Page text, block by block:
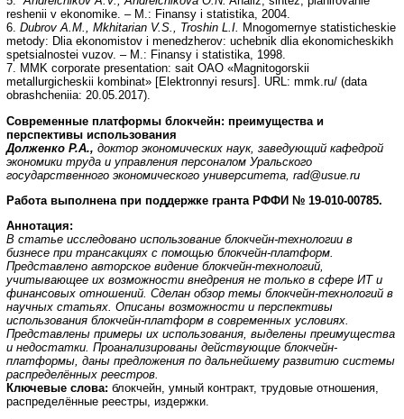
reshenii v ekonomike. – M.: Finansy i statistika, 2004.
6. Dubrov A.M., Mkhitarian V.S., Troshin L.I. Mnogomernye statisticheskie
metody: Dlia ekonomistov i menedzherov: uchebnik dlia ekonomicheskikh
spetsialnostei vuzov. – M.: Finansy i statistika, 1998.
7. MMK corporate presentation: sait OAO «Magnitogorskii
metallurgicheskii kombinat» [Elektronnyi resurs]. URL: mmk.ru/ (data
obrashcheniia: 20.05.2017).
Современные платформы блокчейн: преимущества и
перспективы использования
Долженко Р.А., доктор экономических наук, заведующий кафедрой
экономики труда и управления персоналом Уральского
государственного экономического университета, rad@usue.ru
Работа выполнена при поддержке гранта РФФИ № 19-010-00785.
Аннотация:
В статье исследовано использование блокчейн-технологии в
бизнесе при трансакциях с помощью блокчейн-платформ.
Представлено авторское видение блокчейн-технологий,
учитывающее их возможности внедрения не только в сфере ИТ и
финансовых отношений. Сделан обзор темы блокчейн-технологий в
научных статьях. Описаны возможности и перспективы
использования блокчейн-платформ в современных условиях.
Представлены примеры их использования, выделены преимущества
и недостатки. Проанализированы действующие блокчейн-
платформы, даны предложения по дальнейшему развитию системы
распределённых реестров.
Ключевые слова: блокчейн, умный контракт, трудовые отношения,
распределённые реестры, издержки.